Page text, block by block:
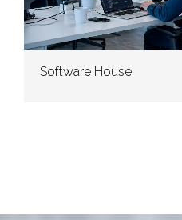
Software House